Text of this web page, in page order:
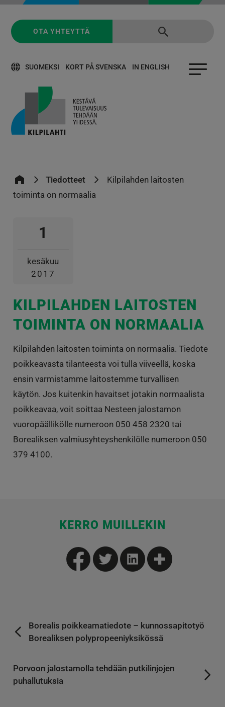
SUOMEKSI KORT PÅ SVENSKA IN ENGLISH
OTA YHTEYTTÄ
Tiedotteet
Kilpilahden laitosten
toiminta on normaalia
1
kesäkuu
2017
KILPILAHDEN LAITOSTEN
TOIMINTA ON NORMAALIA
Kilpilahden laitosten toiminta on normaalia. Tiedote
poikkeavasta tilanteesta voi tulla viiveellä, koska
ensin varmistamme laitostemme turvallisen
käytön. Jos kuitenkin havaitset jotakin normaalista
poikkeavaa, voit soittaa Nesteen jalostamon
vuoropäällikölle numeroon 050 458 2320 tai
Borealiksen valmiusyhteyshenkilölle numeroon 050
379 4100.
KERRO MUILLEKIN
Borealis poikkeamatiedote – kunnossapitotyö
Borealiksen polypropeeniyksikössä
Porvoon jalostamolla tehdään putkilinjojen
puhallutuksia